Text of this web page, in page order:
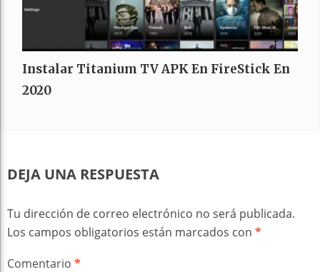
Instalar Titanium TV APK En FireStick En
2020
DEJA UNA RESPUESTA
Tu dirección de correo electrónico no será publicada.
Los campos obligatorios están marcados con *
Comentario *